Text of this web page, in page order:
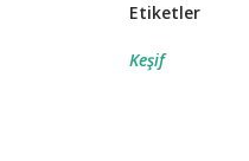
Etiketler
Keşif